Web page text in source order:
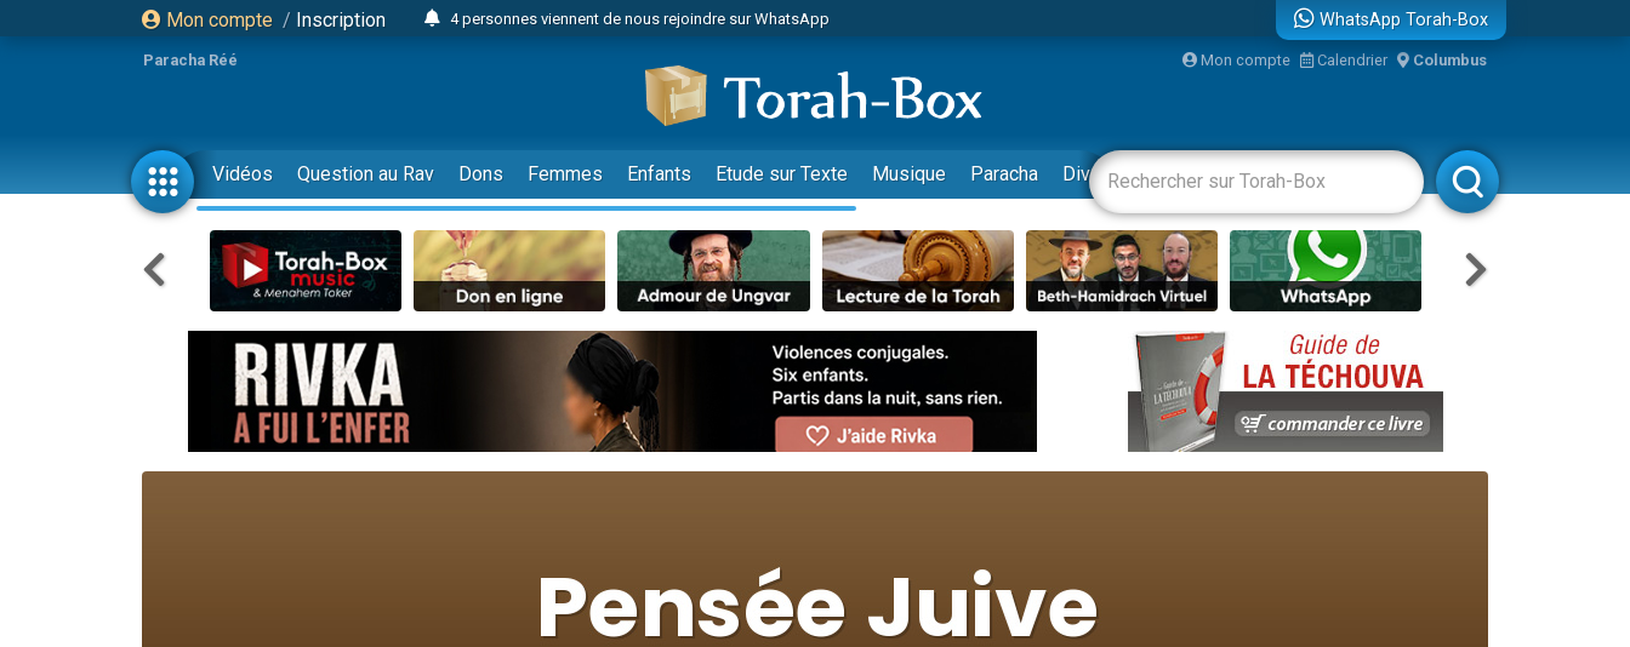
Mon compte / Inscription
4 personnes viennent de nous rejoindre sur WhatsApp
Odaya vient de donner son Maasser
3 personnes viennent de faire un don pour 5 jours de vacances aux Orphelins
3 personnes viennent de faire un don pour Diane, 80 ans, dans un appartement insalubre
13 personnes viennent de demander une bénédiction
2 personnes viennent de nous rejoindre sur WhatsApp
30 personnes viennent de faire un don pour Sauvez la jambe de Yohan
Il reste 49 places pour étudier en groupe sur Zoom
12 nouvelles musiques dans Torah-Box Music
3 personnes viennent de nous rejoindre sur WhatsApp
2 personnes viennent de nous rejoindre sur WhatsApp
3 personnes viennent de nous rejoindre sur WhatsApp
Nouvelle émission radio : Visions de grandeur n°104 : Le Chabbath et le Birkat Hamazone à travers le temps
61 personnes viennent de demander une bénédiction
Ariel vient de donner son Maasser
WhatsApp Torah-Box
Paracha Réé Mon compte Calendrier Columbus
Vidéos Question au Rav Dons Femmes Enfants Etude sur Texte Musique Paracha Divertissements Livres Rabbanim